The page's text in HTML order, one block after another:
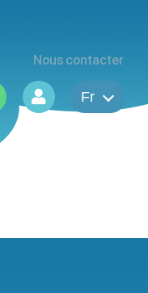
Nous contacter
Fr